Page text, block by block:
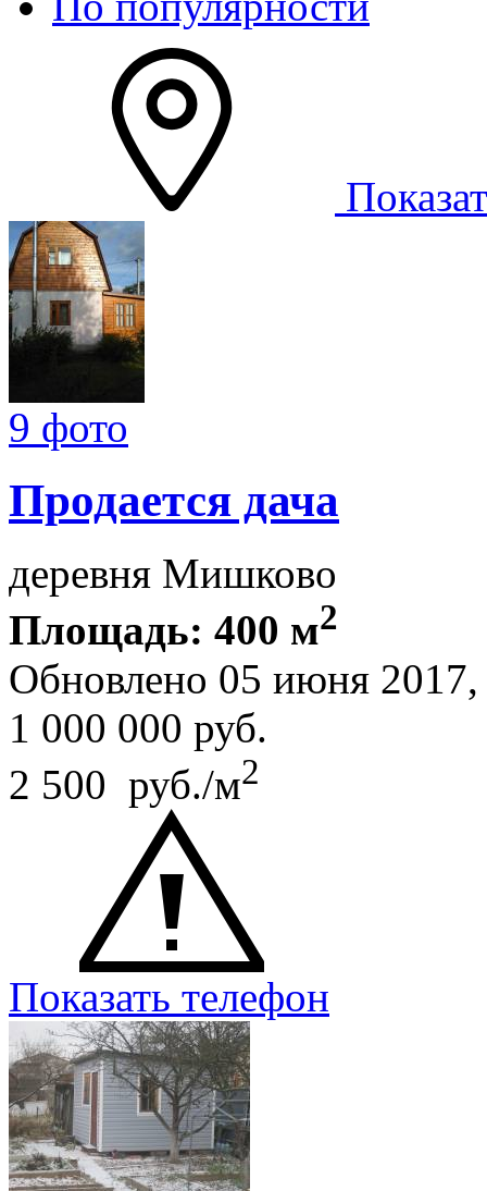
9 фото
Продается дача
деревня Мишково
Площадь: 400 м2
Обновлено 05 июня
1 000 000 руб.
2 500 руб./м2
Показать телефон